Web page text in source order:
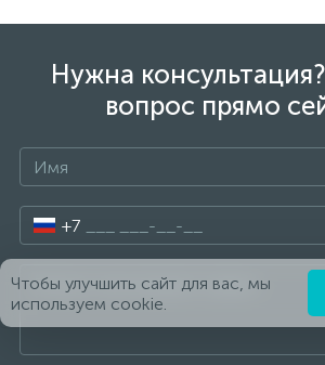
Нужна
вопрос прямо
+7
Чтобы улучшить сайт для вас, мы
используем cookie.